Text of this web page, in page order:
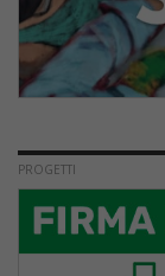
PROGETTI